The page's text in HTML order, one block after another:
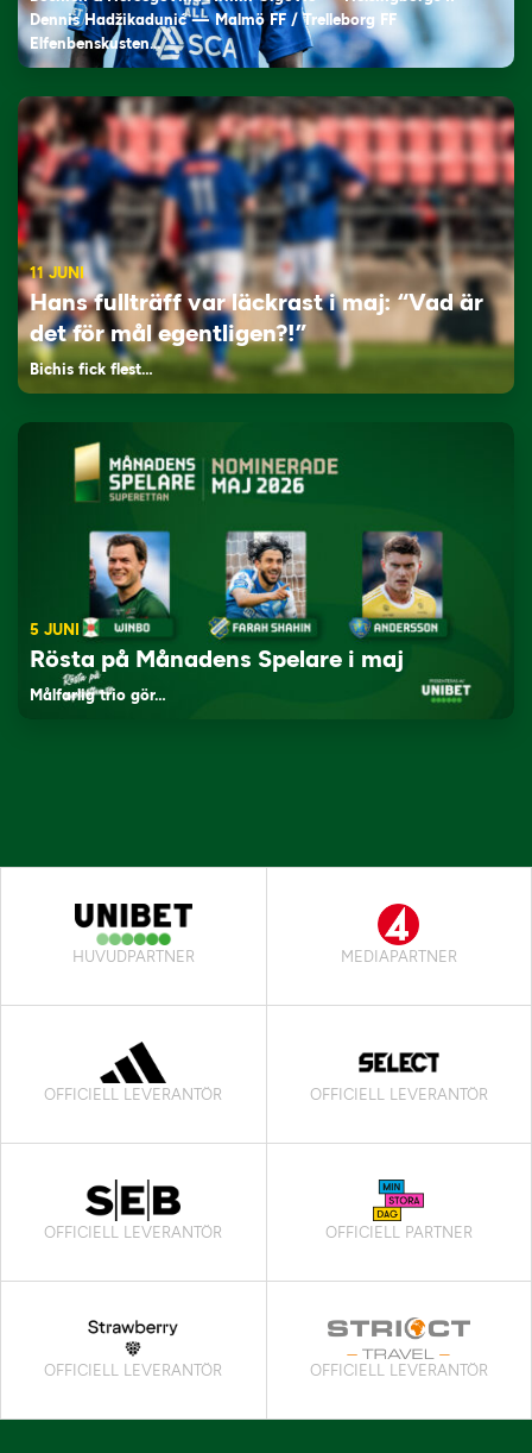
Dennis Hadžikadunić — Malmö FF / Trelleborg FF
Elfenbenskusten…
11 JUNI
Hans fullträff var läckrast i maj: “Vad är
det för mål egentligen?!”
Bichis fick flest…
5 JUNI
Rösta på Månadens Spelare i maj
Målfarlig trio gör…
HUVUDPARTNER MEDIAPARTNER
OFFICIELL LEVERANTÖR OFFICIELL LEVERANTÖR
OFFICIELL LEVERANTÖR OFFICIELL PARTNER
OFFICIELL LEVERANTÖR OFFICIELL LEVERANTÖR